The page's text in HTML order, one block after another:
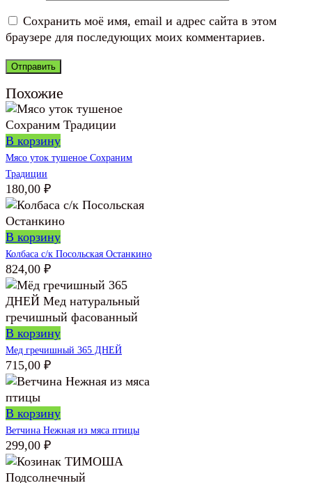
Сохранить моё имя, email и адрес сайта в этом
браузере для последующих моих комментариев.
Похожие
В корзину
Мясо уток тушеное Сохраним
Традиции
180,00 ₽
В корзину
Колбаса с/к Посольская Останкино
824,00 ₽
В корзину
Мед гречишный 365 ДНЕЙ
715,00 ₽
В корзину
Ветчина Нежная из мяса птицы
299,00 ₽